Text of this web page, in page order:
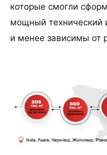
которые смогли
мощный технический
и менее зависимы от